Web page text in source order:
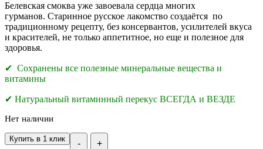
Белевская смоква уже завоевала сердца многих
гурманов. Старинное русское лакомство создаётся по
традиционному рецепту, без консервантов, усилителей вкуса
и красителей, не только аппетитное, но еще и полезное для
здоровья.
✔ Сохранены все полезные минеральные вещества и
витамины
✔ Натуральный витаминный перекус ВСЕГДА и ВЕЗДЕ
Нет наличии
- +
Купить в 1 клик